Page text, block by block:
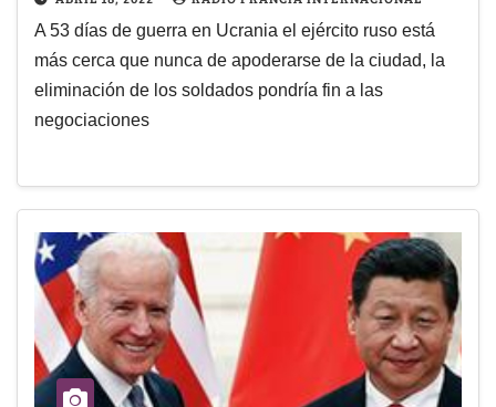
A 53 días de guerra en Ucrania el ejército ruso está
más cerca que nunca de apoderarse de la ciudad, la
eliminación de los soldados pondría fin a las
negociaciones